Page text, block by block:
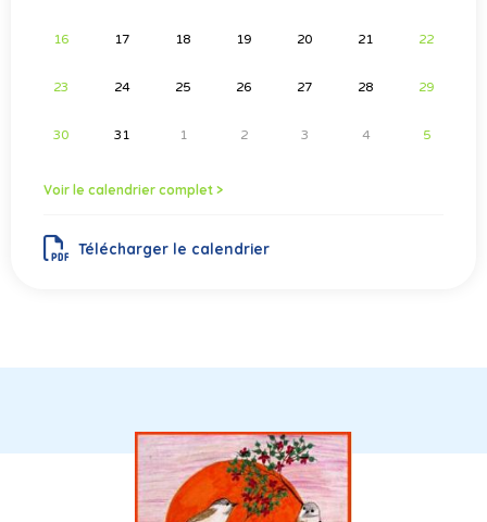
16 17 18 19 20 21 22
23 24 25 26 27 28 29
30 31 1 2 3 4 5
Voir le calendrier complet >
Télécharger le calendrier